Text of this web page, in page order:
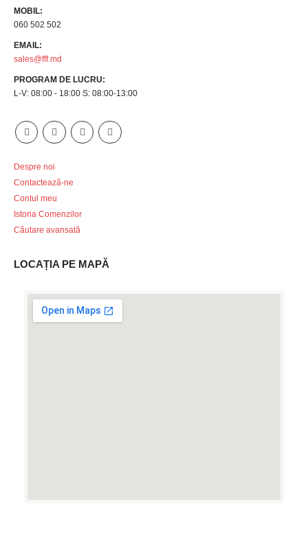
MOBIL:
060 502 502
EMAIL:
sales@fff.md
PROGRAM DE LUCRU:
L-V: 08:00 - 18:00 S: 08:00-13:00
Despre noi
Contactează-ne
Contul meu
Istoria Comenzilor
Căutare avansată
LOCAȚIA PE MAPĂ